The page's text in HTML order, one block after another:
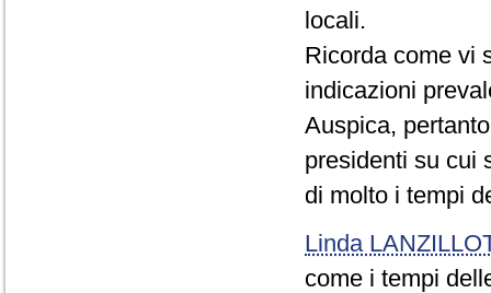
locali.
Ricorda come vi
indicazioni
Auspica,
presidenti su cui
di molto i tempi
Linda
come i tempi